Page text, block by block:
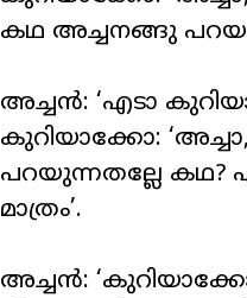
കഥ അച്ചനങ്ങു
അച്ചൻ: ‘എടാ
കുറിയാക്കോ:
പറയുന്നതല്ലേ കഥ?
മാത്രം’.
അച്ചൻ: